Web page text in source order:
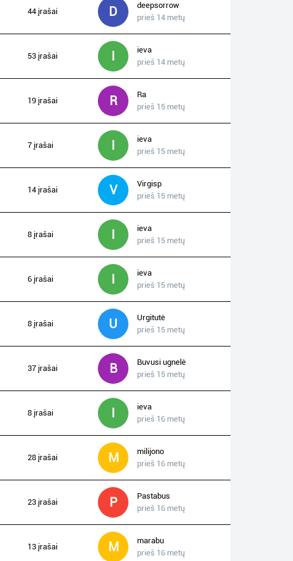
44 įrašai D
deepsorrow
prieš 14 metų
53 įrašai I
ieva
prieš 14 metų
19 įrašai R
Ra
prieš 15 metų
7 įrašai I
ieva
prieš 15 metų
14 įrašai V
Virgisp
prieš 15 metų
8 įrašai I
ieva
prieš 15 metų
6 įrašai I
ieva
prieš 15 metų
8 įrašai U
Urgitutė
prieš 15 metų
37 įrašai B
Buvusi ugnelė
prieš 15 metų
8 įrašai I
ieva
prieš 16 metų
28 įrašai M
milijono
prieš 16 metų
23 įrašai P
Pastabus
prieš 16 metų
13 įrašai M
marabu
prieš 16 metų